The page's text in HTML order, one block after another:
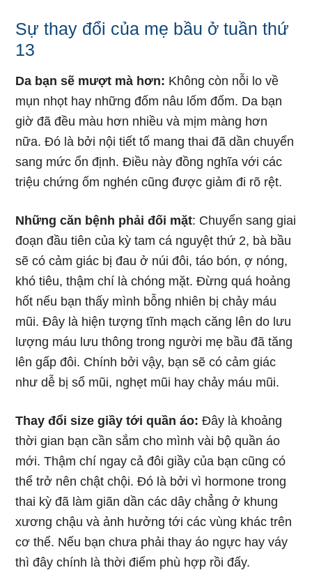
Sự thay đổi của mẹ bầu ở tuần thứ
13
Da bạn sẽ mượt mà hơn: Không còn nỗi lo về
mụn nhọt hay những đốm nâu lốm đốm. Da bạn
giờ đã đều màu hơn nhiều và mịm màng hơn
nữa. Đó là bởi nội tiết tố mang thai đã dần chuyển
sang mức ổn định. Điều này đồng nghĩa với các
triệu chứng ốm nghén cũng được giảm đi rõ rệt.
Những căn bệnh phải đối mặt: Chuyển sang giai
đoạn đầu tiên của kỳ tam cá nguyệt thứ 2, bà bầu
sẽ có cảm giác bị đau ở núi đôi, táo bón, ợ nóng,
khó tiêu, thậm chí là chóng mặt. Đừng quá hoảng
hốt nếu bạn thấy mình bỗng nhiên bị chảy máu
mũi. Đây là hiện tượng tĩnh mạch căng lên do lưu
lượng máu lưu thông trong người mẹ bầu đã tăng
lên gấp đôi. Chính bởi vậy, bạn sẽ có cảm giác
như dễ bị sổ mũi, nghẹt mũi hay chảy máu mũi.
Thay đổi size giầy tới quần áo: Đây là khoảng
thời gian bạn cần sắm cho mình vài bộ quần áo
mới. Thậm chí ngay cả đôi giầy của bạn cũng có
thể trở nên chật chội. Đó là bởi vì hormone trong
thai kỳ đã làm giãn dần các dây chẳng ở khung
xương chậu và ảnh hưởng tới các vùng khác trên
cơ thể. Nếu bạn chưa phải thay áo ngực hay váy
thì đây chính là thời điểm phù hợp rồi đấy.